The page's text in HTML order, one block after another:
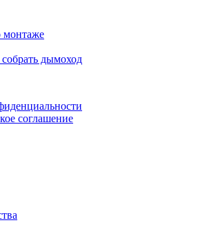
дымоход
соглашение